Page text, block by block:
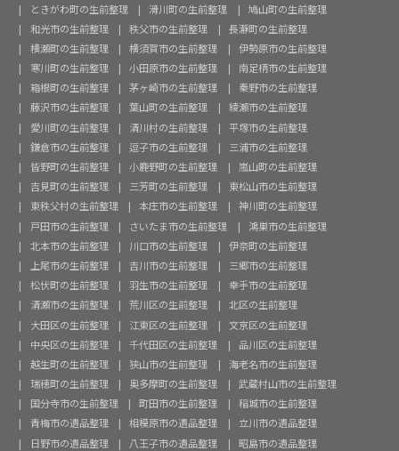
ときがわ町の生前整理
滑川町の生前整理
鳩山町の生前整理
和光市の生前整理
秩父市の生前整理
長瀞町の生前整理
横瀬町の生前整理
横須賀市の生前整理
伊勢原市の生前整理
寒川町の生前整理
小田原市の生前整理
南足柄市の生前整理
箱根町の生前整理
茅ヶ崎市の生前整理
秦野市の生前整理
藤沢市の生前整理
葉山町の生前整理
綾瀬市の生前整理
愛川町の生前整理
清川村の生前整理
平塚市の生前整理
鎌倉市の生前整理
逗子市の生前整理
三浦市の生前整理
皆野町の生前整理
小鹿野町の生前整理
嵐山町の生前整理
吉見町の生前整理
三芳町の生前整理
東松山市の生前整理
東秩父村の生前整理
本庄市の生前整理
神川町の生前整理
戸田市の生前整理
さいたま市の生前整理
鴻巣市の生前整理
北本市の生前整理
川口市の生前整理
伊奈町の生前整理
上尾市の生前整理
吉川市の生前整理
三郷市の生前整理
松伏町の生前整理
羽生市の生前整理
幸手市の生前整理
清瀬市の生前整理
荒川区の生前整理
北区の生前整理
大田区の生前整理
江東区の生前整理
文京区の生前整理
中央区の生前整理
千代田区の生前整理
品川区の生前整理
越生町の生前整理
狭山市の生前整理
海老名市の生前整理
瑞穂町の生前整理
奥多摩町の生前整理
武蔵村山市の生前整理
国分寺市の生前整理
町田市の生前整理
稲城市の生前整理
青梅市の遺品整理
相模原市の遺品整理
立川市の遺品整理
日野市の遺品整理
八王子市の遺品整理
昭島市の遺品整理